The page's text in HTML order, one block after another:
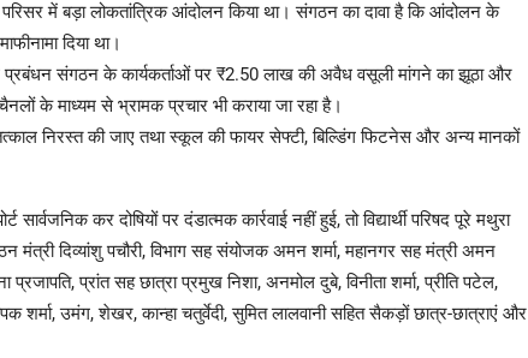
में बड़ा लोकतांत्रिक आंदोलन किया था। संगठन का दावा है कि आंदोलन के
दिया था।
संगठन के कार्यकर्ताओं पर ₹2.50 लाख की अवैध वसूली मांगने का झूठा और
के माध्यम से भ्रामक प्रचार भी कराया जा रहा है।
निरस्त की जाए तथा स्कूल की फायर सेफ्टी, बिल्डिंग फिटनेस और अन्य मानकों
कर दोषियों पर दंडात्मक कार्रवाई नहीं हुई, तो विद्यार्थी परिषद पूरे मथुरा
दिव्यांशु पचौरी, विभाग सह संयोजक अमन शर्मा, महानगर सह मंत्री अमन
प्रांत सह छात्रा प्रमुख निशा, अनमोल दुबे, विनीता शर्मा, प्रीति पटेल,
शर्मा, उमंग, शेखर, कान्हा चतुर्वेदी, सुमित लालवानी सहित सैकड़ों छात्र-छात्राएं और